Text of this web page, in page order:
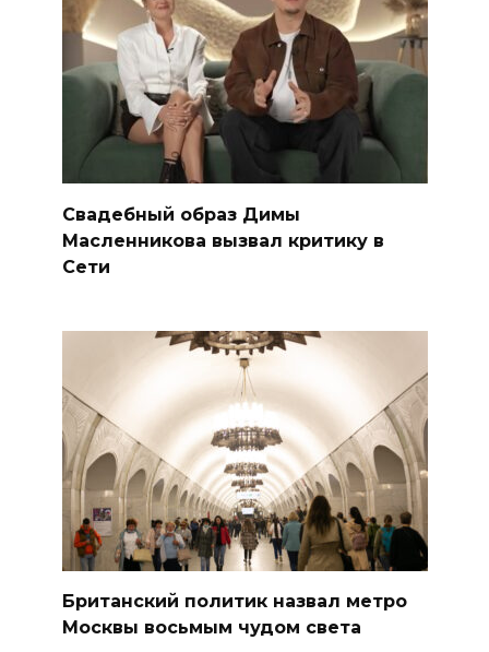
Свадебный образ Димы
Масленникова вызвал критику в
Сети
Британский политик назвал метро
Москвы восьмым чудом света